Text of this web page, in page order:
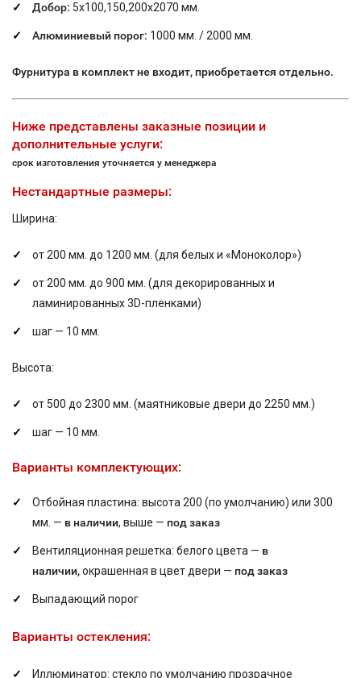
Добор: 5х100,150,200х2070 мм.
Алюминиевый порог: 1000 мм. / 2000 мм.
Фурнитура в комплект не входит, приобретается отдельно.
Ниже представлены заказные позиции и
дополнительные услуги:
срок изготовления уточняется у менеджера
Нестандартные размеры:
Ширина:
от 200 мм. до 1200 мм. (для белых и «Моноколор»)
от 200 мм. до 900 мм. (для декорированных и
ламинированных 3D-пленками)
шаг — 10 мм.
Высота:
от 500 до 2300 мм. (маятниковые двери до 2250 мм.)
шаг — 10 мм.
Варианты комплектующих:
Отбойная пластина: высота 200 (по умолчанию) или 300
мм. — в наличии, выше — под заказ
Вентиляционная решетка: белого цвета — в
наличии,окрашенная в цвет двери — под заказ
Выпадающий порог
Варианты остекления:
Иллюминатор: стекло по умолчанию прозрачное